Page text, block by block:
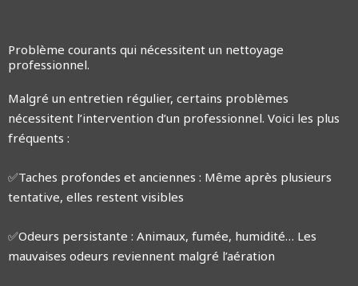
Problème courants qui nécessitent un nettoyage
professionnel.
Malgré un entretien régulier, certains problèmes
nécessitent l’intervention d’un professionnel. Voici les plus
fréquents :
✅Taches profondes et anciennes : Même après plusieurs
tentative, elles restent visibles
✅Odeurs persistante : Animaux, fumée, humidité… Les
mauvaises odeurs reviennent malgré l’aération